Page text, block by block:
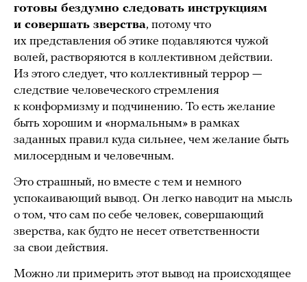
готовы бездумно следовать инструкциям
и совершать зверства, потому что
их представления об этике подавляются чужой
волей, растворяются в коллективном действии.
Из этого следует, что коллективный террор —
следствие человеческого стремления
к конформизму и подчинению. То есть желание
быть хорошим и «нормальным» в рамках
заданных правил куда сильнее, чем желание быть
милосердным и человечным.
Это страшный, но вместе с тем и немного
успокаивающий вывод. Он легко наводит на мысль
о том, что сам по себе человек, совершающий
зверства, как будто не несет ответственности
за свои действия.
Можно ли примерить этот вывод на происходящее